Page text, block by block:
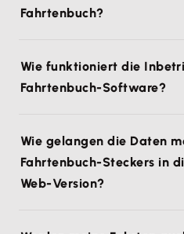
Fahrtenbuch?
Wie funktioniert die
Fahrtenbuch-Software?
Wie gelangen die Daten
Fahrtenbuch-Steckers in
Web-Version?